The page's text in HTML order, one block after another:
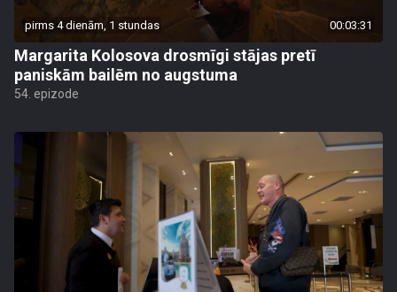
pirms 4 dienām, 1 stundas 00:03:31
Margarita Kolosova drosmīgi stājas pretī
paniskām bailēm no augstuma
54. epizode